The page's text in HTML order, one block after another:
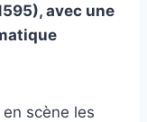
avec une
scène les